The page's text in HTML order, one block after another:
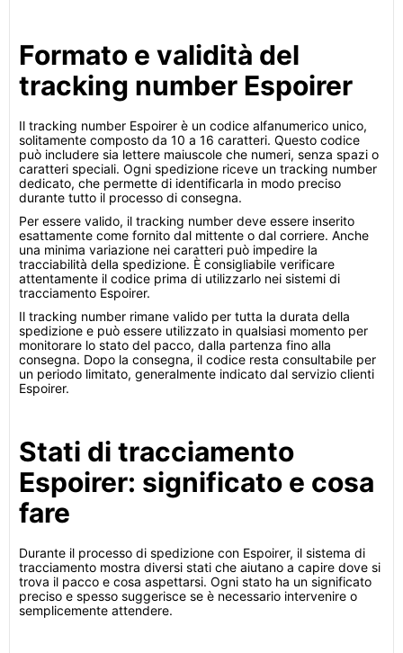
Formato e validità del
tracking number Espoirer
Il tracking number Espoirer è un codice alfanumerico unico,
solitamente composto da 10 a 16 caratteri. Questo codice
può includere sia lettere maiuscole che numeri, senza spazi o
caratteri speciali. Ogni spedizione riceve un tracking number
dedicato, che permette di identificarla in modo preciso
durante tutto il processo di consegna.
Per essere valido, il tracking number deve essere inserito
esattamente come fornito dal mittente o dal corriere. Anche
una minima variazione nei caratteri può impedire la
tracciabilità della spedizione. È consigliabile verificare
attentamente il codice prima di utilizzarlo nei sistemi di
tracciamento Espoirer.
Il tracking number rimane valido per tutta la durata della
spedizione e può essere utilizzato in qualsiasi momento per
monitorare lo stato del pacco, dalla partenza fino alla
consegna. Dopo la consegna, il codice resta consultabile per
un periodo limitato, generalmente indicato dal servizio clienti
Espoirer.
Stati di tracciamento
Espoirer: significato e cosa
fare
Durante il processo di spedizione con Espoirer, il sistema di
tracciamento mostra diversi stati che aiutano a capire dove si
trova il pacco e cosa aspettarsi. Ogni stato ha un significato
preciso e spesso suggerisce se è necessario intervenire o
semplicemente attendere.